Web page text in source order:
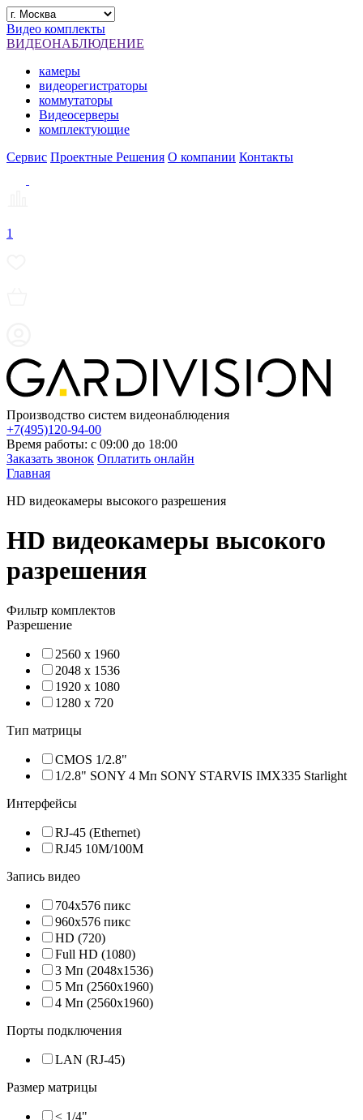
Видео комплекты
ВИДЕОНАБЛЮДЕНИЕ
камеры
видеорегистраторы
коммутаторы
Видеосерверы
комплектующие
Сервис Проектные Решения О компании Контакты
1
Производство систем видеонаблюдения
+7(495)120-94-00
Время работы: с 09:00 до 18:00
Заказать звонок Оплатить онлайн
Главная
HD видеокамеры высокого разрешения
HD видеокамеры высокого
разрешения
Фильтр комплектов
Разрешение
2560 x 1960
2048 x 1536
1920 x 1080
1280 x 720
Тип матрицы
CMOS 1/2.8"
1/2.8" SONY 4 Мп SONY STARVIS IMX335 Starlight
Интерфейсы
RJ-45 (Ethernet)
RJ45 10M/100M
Запись видео
704x576 пикс
960x576 пикс
HD (720)
Full HD (1080)
3 Мп (2048х1536)
5 Мп (2560х1960)
4 Мп (2560х1960)
Порты подключения
LAN (RJ-45)
Размер матрицы
≤ 1/4"